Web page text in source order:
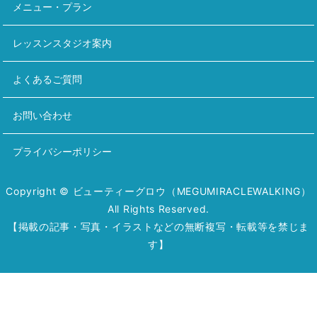
メニュー・プラン
レッスンスタジオ案内
よくあるご質問
お問い合わせ
プライバシーポリシー
Copyright © ビューティーグロウ（MEGUMIRACLEWALKING）
All Rights Reserved.
【掲載の記事・写真・イラストなどの無断複写・転載等を禁じま
す】